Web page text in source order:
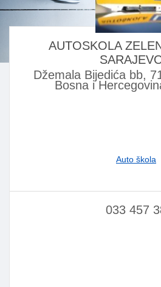
AUTOSKOLA
Džemala Bijedića bb,
Bosna i
Auto škola
033 457